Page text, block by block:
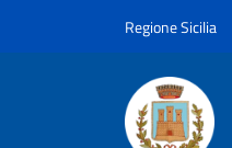
Regione Sicilia